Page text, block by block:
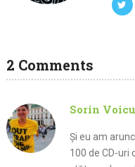
2 Comments
Sorin
Și eu am
100 de CD-uri